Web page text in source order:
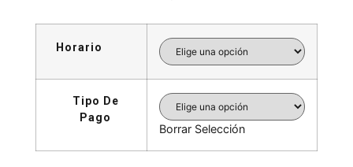
Horario
Tipo De
Pago
Borrar Selección